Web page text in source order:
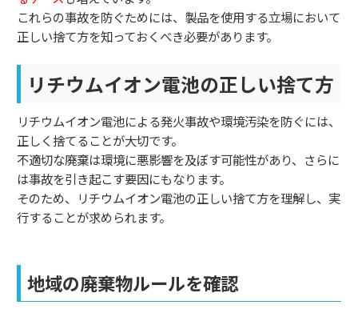
これらの事故を防ぐためには、製品を使用する立場において
正しい捨て方を知っておくべき必要があります。
リチウムイオン電池の正しい捨て方
リチウムイオン電池による発火事故や環境汚染を防ぐには、
正しく捨てることが大切です。
不適切な廃棄は環境に悪影響を及ぼす可能性があり、さらに
は事故を引き起こす要因にもなります。
そのため、リチウムイオン電池の正しい捨て方を理解し、実
行することが求められます。
地域の廃棄物ルールを確認